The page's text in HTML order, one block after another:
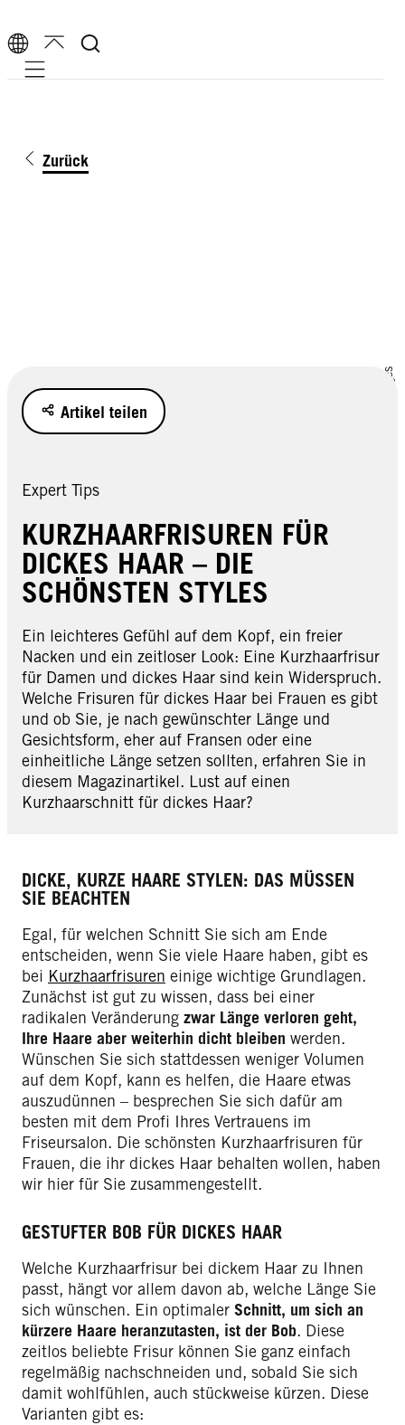
Mobile navigation
Zurück
Getty Images
Artikel teilen
Expert Tips
KURZHAARFRISUREN FÜR
DICKES HAAR – DIE
SCHÖNSTEN STYLES
Ein leichteres Gefühl auf dem Kopf, ein freier
Nacken und ein zeitloser Look: Eine Kurzhaarfrisur
für Damen und dickes Haar sind kein Widerspruch.
Welche Frisuren für dickes Haar bei Frauen es gibt
und ob Sie, je nach gewünschter Länge und
Gesichtsform, eher auf Fransen oder eine
einheitliche Länge setzen sollten, erfahren Sie in
diesem Magazinartikel. Lust auf einen
Kurzhaarschnitt für dickes Haar?
DICKE, KURZE HAARE STYLEN: DAS MÜSSEN
SIE BEACHTEN
Egal, für welchen Schnitt Sie sich am Ende
entscheiden, wenn Sie viele Haare haben, gibt es
bei Kurzhaarfrisuren einige wichtige Grundlagen.
Zunächst ist gut zu wissen, dass bei einer
radikalen Veränderung zwar Länge verloren geht,
Ihre Haare aber weiterhin dicht bleiben werden.
Wünschen Sie sich stattdessen weniger Volumen
auf dem Kopf, kann es helfen, die Haare etwas
auszudünnen – besprechen Sie sich dafür am
besten mit dem Profi Ihres Vertrauens im
Friseursalon. Die schönsten Kurzhaarfrisuren für
Frauen, die ihr dickes Haar behalten wollen, haben
wir hier für Sie zusammengestellt.
GESTUFTER BOB FÜR DICKES HAAR
Welche Kurzhaarfrisur bei dickem Haar zu Ihnen
passt, hängt vor allem davon ab, welche Länge Sie
sich wünschen. Ein optimaler Schnitt, um sich an
kürzere Haare heranzutasten, ist der Bob. Diese
zeitlos beliebte Frisur können Sie ganz einfach
regelmäßig nachschneiden und, sobald Sie sich
damit wohlfühlen, auch stückweise kürzen. Diese
Varianten gibt es: